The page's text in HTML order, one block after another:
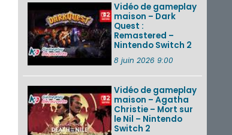
VOIR PLUS DE NEWS
Vidéo de gameplay
maison – Dark
Quest :
Remastered –
Nintendo Switch 2
8 juin 2026 9:00
Vidéo de gameplay
maison – Agatha
Christie – Mort sur
le Nil – Nintendo
Switch 2